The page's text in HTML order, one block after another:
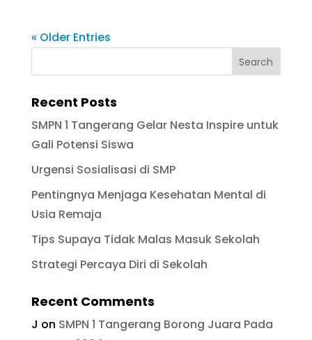
« Older Entries
Recent Posts
SMPN 1 Tangerang Gelar Nesta Inspire untuk
Gali Potensi Siswa
Urgensi Sosialisasi di SMP
Pentingnya Menjaga Kesehatan Mental di
Usia Remaja
Tips Supaya Tidak Malas Masuk Sekolah
Strategi Percaya Diri di Sekolah
Recent Comments
J on SMPN 1 Tangerang Borong Juara Pada